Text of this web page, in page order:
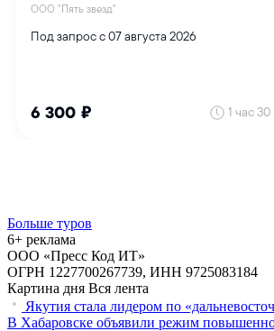
Больше туров
6+ реклама
ООО «Пресс Код ИТ»
ОГРН 1227700267739, ИНН 9725083184
Картина дня Вся лента
Якутия стала лидером по
В Хабаровске объявили режим